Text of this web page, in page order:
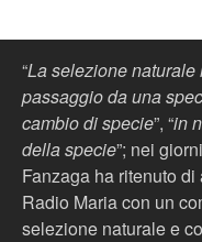
“La selezione
passaggio da una
cambio di specie”, “in
della specie”; nei
Fanzaga ha ritenuto
Radio Maria con un
selezione naturale e